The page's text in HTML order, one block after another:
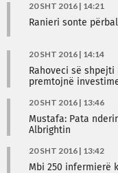
20 SHT 2016 | 14:21
Ranieri sonte
20 SHT 2016 | 14:14
Rahoveci së
premtojnë
20 SHT 2016 | 13:46
Mustafa: Pata
Albrightin
20 SHT 2016 | 13:42
Mbi 250 infermierë